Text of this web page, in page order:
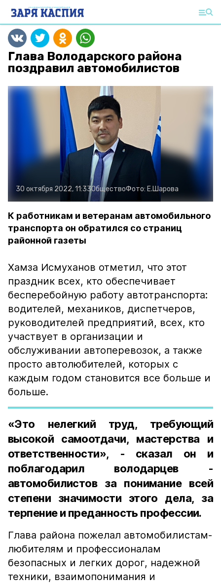
Глава Володарского района
поздравил автомобилистов
30 октября 2022, 11:33ОбществоФото: Е.Шарова
К работникам и ветеранам автомобильного
транспорта он обратился со страниц
районной газеты
Хамза Исмуханов отметил, что этот
праздник всех, кто обеспечивает
бесперебойную работу автотранспорта:
водителей, механиков, диспетчеров,
руководителей предприятий, всех, кто
участвует в организации и
обслуживании автоперевозок, а также
просто автолюбителей, которых с
каждым годом становится все больше и
больше.
«Это нелегкий труд, требующий
высокой самоотдачи, мастерства и
ответственности», - сказал он и
поблагодарил володарцев -
автомобилистов за понимание всей
степени значимости этого дела, за
терпение и преданность профессии.
Глава района пожелал автомобилистам-
любителям и профессионалам
безопасных и легких дорог, надежной
техники, взаимопонимания и